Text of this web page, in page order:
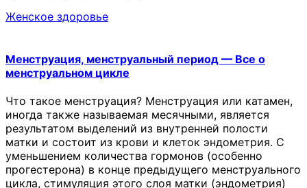
Женское здоровье
Менструация, менструальный период — Все о
менструальном цикле
Что такое менструация? Менструация или катамен,
иногда также называемая месячными, является
результатом выделений из внутренней полости
матки и состоит из крови и клеток эндометрия. С
уменьшением количества гормонов (особенно
прогестерона) в конце предыдущего менструального
цикла, стимуляция этого слоя матки (эндометрия)